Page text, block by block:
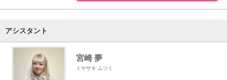
アシスタント
宮崎 夢
ミヤザキ ムツミ